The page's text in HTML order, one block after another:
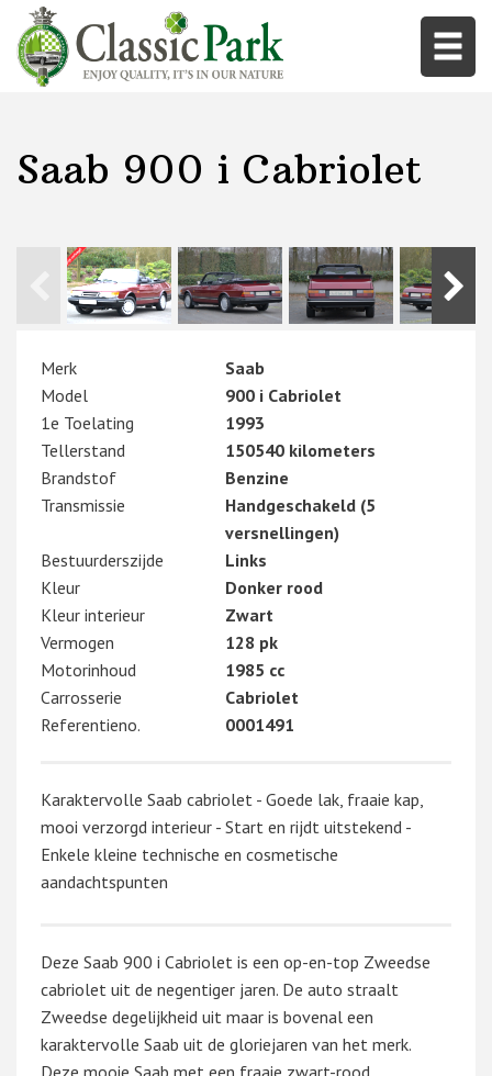
Saab 900 i Cabriolet
Merk
Saab
Model
900 i Cabriolet
1e Toelating
1993
Tellerstand
150540 kilometers
Brandstof
Benzine
Transmissie
Handgeschakeld (5
versnellingen)
Bestuurderszijde
Links
Kleur
Donker rood
Kleur interieur
Zwart
Vermogen
128 pk
Motorinhoud
1985 cc
Carrosserie
Cabriolet
Referentieno.
0001491
Karaktervolle Saab cabriolet - Goede lak, fraaie kap,
mooi verzorgd interieur - Start en rijdt uitstekend -
Enkele kleine technische en cosmetische
aandachtspunten
Deze Saab 900 i Cabriolet is een op-en-top Zweedse
cabriolet uit de negentiger jaren. De auto straalt
Zweedse degelijkheid uit maar is bovenal een
karaktervolle Saab uit de gloriejaren van het merk.